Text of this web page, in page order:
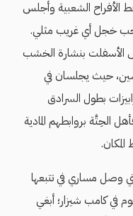
الأفراح الشعبية وأجلس
خجل أي غريب مثلي.
الأسفلت بنشارة الخشب
حيث يجلسان في
بطول السرادق
الحِتَّة بروابطهم المادية
وصل مساري في تتبعها
في كامب شيزار؛ أبغي